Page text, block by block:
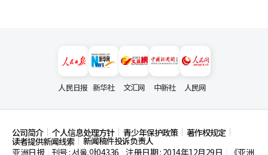
人民日报 新华社 文汇网 中新社 人民网
公司简介 个人信息处理方针 青少年保护政策 著作权规定
读者提供新闻线索
新闻稿件投诉负责人
亚洲日报
刊号 : 서울,아04336 注册日期 : 2014年12月29日 《亚洲